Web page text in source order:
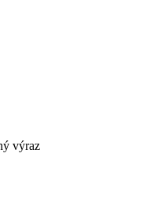
výraz